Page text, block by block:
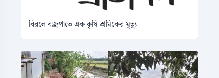
বিরলে বজ্রপাতে এক কৃষি শ্রমিকের মৃত্যু